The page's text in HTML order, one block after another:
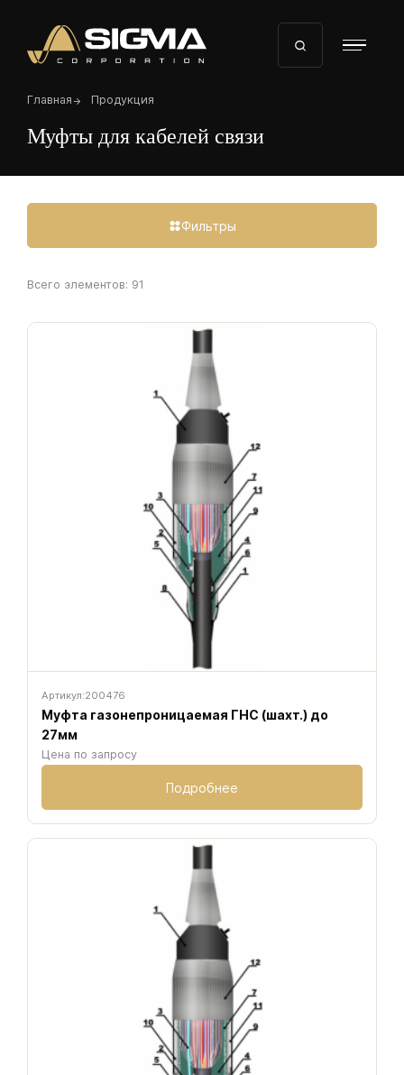
основному
содержанию
Строка
навигации
Главная Продукция
Муфты для кабелей связи
Фильтры
Всего элементов: 91
Артикул:200476
Муфта газонепроницаемая ГНС (шахт.) до
27мм
Цена по запросу
Подробнее